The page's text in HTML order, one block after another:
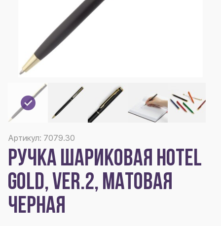
Артикул: 7079.30
РУЧКА ШАРИКОВАЯ HOTEL
GOLD, VER.2, МАТОВАЯ
ЧЕРНАЯ